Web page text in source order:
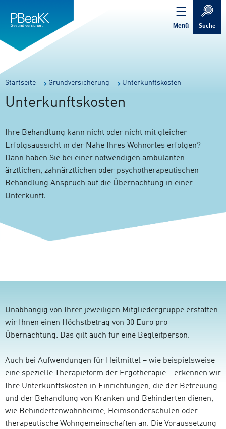
springen
springen
Verweis
zur
Menü Suche
Sie
sind
hier:
Startseite Grundversicherung Unterkunftskosten
Unterkunftskosten
Ihre Behandlung kann nicht oder nicht mit gleicher
Erfolgsaussicht in der Nähe Ihres Wohnortes erfolgen?
Dann haben Sie bei einer notwendigen ambulanten
ärztlichen, zahnärztlichen oder psychotherapeutischen
Behandlung Anspruch auf die Übernachtung in einer
Unterkunft.
Unabhängig von Ihrer jeweiligen Mitgliedergruppe erstatten
wir Ihnen einen Höchstbetrag von 30 Euro pro
Übernachtung. Das gilt auch für eine Begleitperson.
Auch bei Aufwendungen für Heilmittel – wie beispielsweise
eine spezielle Therapieform der Ergotherapie – erkennen wir
Ihre Unterkunftskosten in Einrichtungen, die der Betreuung
und der Behandlung von Kranken und Behinderten dienen,
wie Behindertenwohnheime, Heimsonderschulen oder
therapeutische Wohngemeinschaften an. Die Voraussetzung